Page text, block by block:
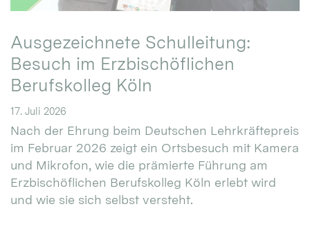
Ausgezeichnete Schulleitung:
Besuch im Erzbischöflichen
Berufskolleg Köln
17. Juli 2026
Nach der Ehrung beim Deutschen Lehrkräftepreis
im Februar 2026 zeigt ein Ortsbesuch mit Kamera
und Mikrofon, wie die prämierte Führung am
Erzbischöflichen Berufskolleg Köln erlebt wird
und wie sie sich selbst versteht.